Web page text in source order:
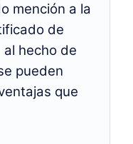
mención a la
de
hecho de
pueden
que